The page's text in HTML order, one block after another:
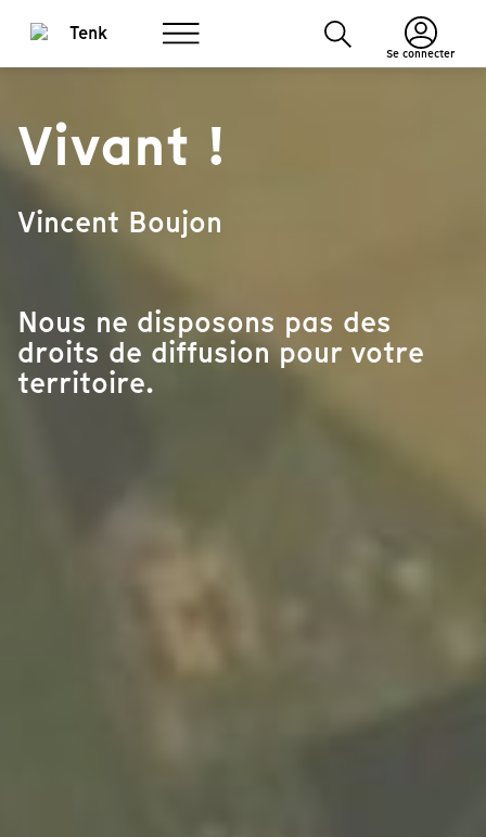
Se connecter
Vivant !
Vincent Boujon
Nous ne disposons pas des
droits de diffusion pour votre
territoire.